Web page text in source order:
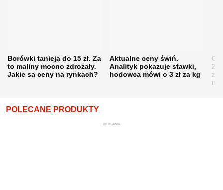
Borówki tanieją do 15 zł. Za
to maliny mocno zdrożały.
Jakie są ceny na rynkach?
Aktualne ceny świń.
Analityk pokazuje stawki,
hodowca mówi o 3 zł za kg
POLECANE PRODUKTY
REKLAMA